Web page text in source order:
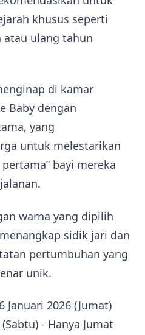
khusus seperti
atau ulang tahun
di kamar
Baby dengan
yang
untuk melestarikan
bayi mereka
warna yang dipilih
sidik jari dan
pertumbuhan yang
unik.
Januari 2026 (Jumat)
- Hanya Jumat